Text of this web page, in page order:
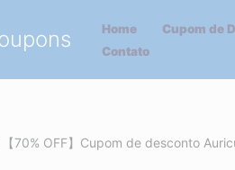
Home Cupom de
Contato
【70% OFF】Cupom de desconto